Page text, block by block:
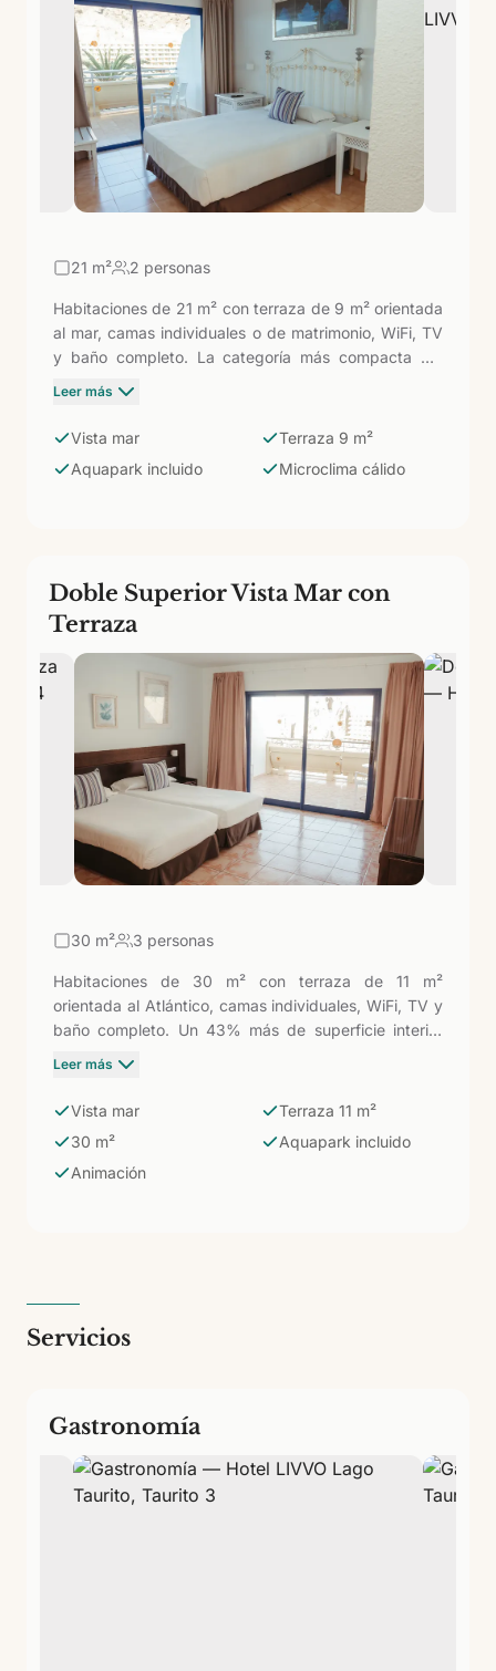
21 m² 2 personas
Habitaciones de 21 m² con terraza de 9 m² orientada
al mar, camas individuales o de matrimonio, WiFi, TV
y baño completo. La categoría más compacta del
hotel, pensada para parejas que priorizan la vista al
microclimas más cálidos del sur de Gran Canaria, y la
mejores horas del día — toda una ventaja para los
Leer más
Vista mar
Terraza 9 m²
Aquapark incluido
Microclima cálido
Doble Superior Vista Mar con
Terraza
30 m² 3 personas
Habitaciones de 30 m² con terraza de 11 m²
orientada al Atlántico, camas individuales, WiFi, TV y
baño completo. Un 43% más de superficie interior
que la Doble Vista Mar con la misma orientación al
que quieren el horizonte azul desde la terraza y el
el día a día del resort.
Leer más
Vista mar
Terraza 11 m²
30 m²
Aquapark incluido
Animación
Servicios
Gastronomía